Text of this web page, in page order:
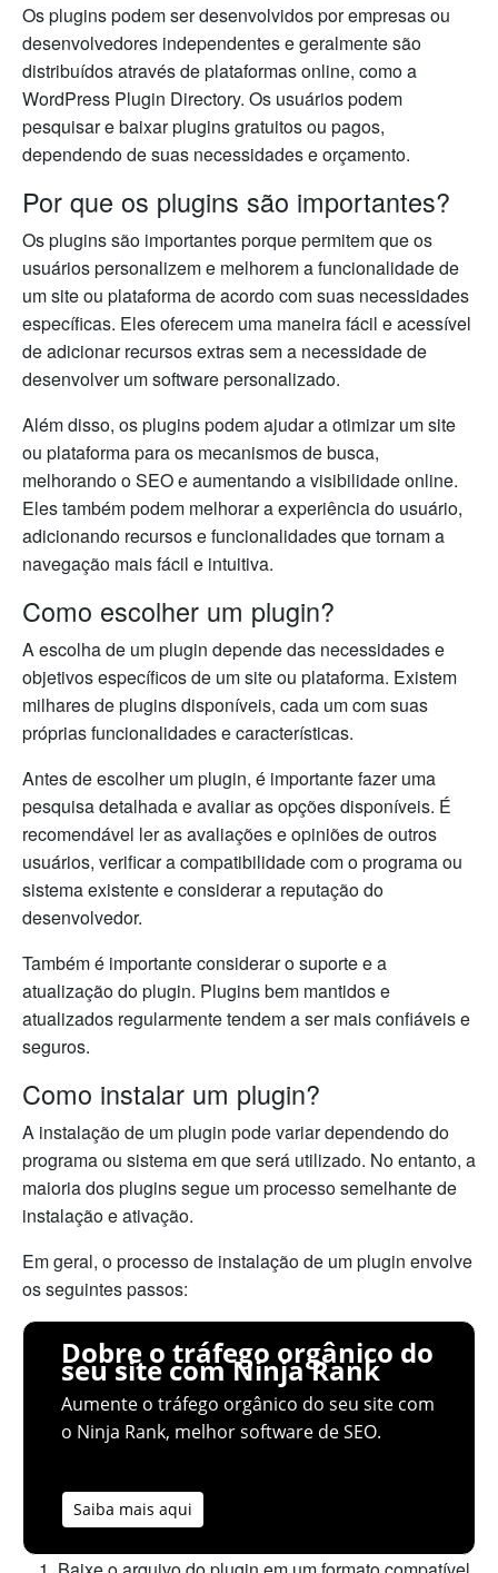
Os plugins podem ser desenvolvidos por empresas ou
desenvolvedores independentes e geralmente são
distribuídos através de plataformas online, como a
WordPress Plugin Directory. Os usuários podem
pesquisar e baixar plugins gratuitos ou pagos,
dependendo de suas necessidades e orçamento.
Por que os plugins são importantes?
Os plugins são importantes porque permitem que os
usuários personalizem e melhorem a funcionalidade de
um site ou plataforma de acordo com suas necessidades
específicas. Eles oferecem uma maneira fácil e acessível
de adicionar recursos extras sem a necessidade de
desenvolver um software personalizado.
Além disso, os plugins podem ajudar a otimizar um site
ou plataforma para os mecanismos de busca,
melhorando o SEO e aumentando a visibilidade online.
Eles também podem melhorar a experiência do usuário,
adicionando recursos e funcionalidades que tornam a
navegação mais fácil e intuitiva.
Como escolher um plugin?
A escolha de um plugin depende das necessidades e
objetivos específicos de um site ou plataforma. Existem
milhares de plugins disponíveis, cada um com suas
próprias funcionalidades e características.
Antes de escolher um plugin, é importante fazer uma
pesquisa detalhada e avaliar as opções disponíveis. É
recomendável ler as avaliações e opiniões de outros
usuários, verificar a compatibilidade com o programa ou
sistema existente e considerar a reputação do
desenvolvedor.
Também é importante considerar o suporte e a
atualização do plugin. Plugins bem mantidos e
atualizados regularmente tendem a ser mais confiáveis e
seguros.
Como instalar um plugin?
A instalação de um plugin pode variar dependendo do
programa ou sistema em que será utilizado. No entanto, a
maioria dos plugins segue um processo semelhante de
instalação e ativação.
Em geral, o processo de instalação de um plugin envolve
os seguintes passos:
Dobre o tráfego orgânico do
seu site com Ninja Rank
Aumente o tráfego orgânico do seu site com
o Ninja Rank, melhor software de SEO.
Saiba mais aqui